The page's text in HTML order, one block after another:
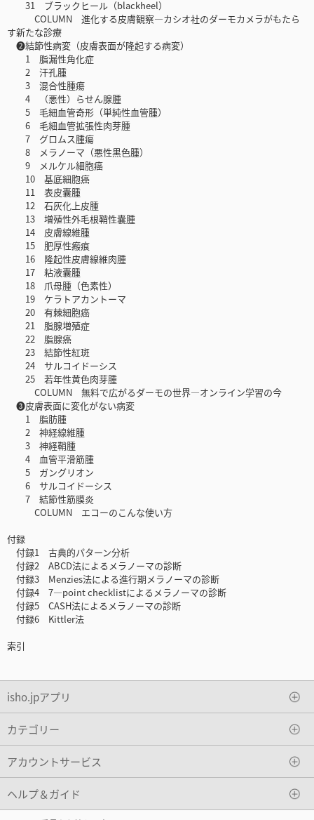
31 ブラックヒール（blackheel）
COLUMN 進化する皮膚観察―カシオ社のダーモカメラがもたら
す新たな診療
❷結節性病変（皮膚表面が隆起する病変）
1 脂漏性角化症
2 汗孔腫
3 混合性腫瘍
4 （悪性）らせん腺腫
5 毛細血管奇形（単純性血管腫）
6 毛細血管拡張性肉芽腫
7 グロムス腫瘍
8 メラノーマ（悪性黒色腫）
9 メルケル細胞癌
10 基底細胞癌
11 表皮囊腫
12 石灰化上皮腫
13 増殖性外毛根鞘性囊腫
14 皮膚線維腫
15 肥厚性瘢痕
16 隆起性皮膚線維肉腫
17 粘液囊腫
18 爪母腫（色素性）
19 ケラトアカントーマ
20 有棘細胞癌
21 脂腺増殖症
22 脂腺癌
23 結節性紅斑
24 サルコイドーシス
25 若年性黄色肉芽腫
COLUMN 無料で広がるダーモの世界―オンライン学習の今
❸皮膚表面に変化がない病変
1 脂肪腫
2 神経線維腫
3 神経鞘腫
4 血管平滑筋腫
5 ガングリオン
6 サルコイドーシス
7 結節性筋膜炎
COLUMN エコーのこんな使い方
付録
付録1 古典的パターン分析
付録2 ABCD法によるメラノーマの診断
付録3 Menzies法による進行期メラノーマの診断
付録4 7—point checklistによるメラノーマの診断
付録5 CASH法によるメラノーマの診断
付録6 Kittler法
索引
isho.jpアプリ
カテゴリー
アカウントサービス
ヘルプ＆ガイド